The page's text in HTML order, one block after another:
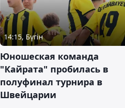
14:15, Бүгін
Юношеская команда
"Кайрата" пробилась в
полуфинал турнира в
Швейцарии